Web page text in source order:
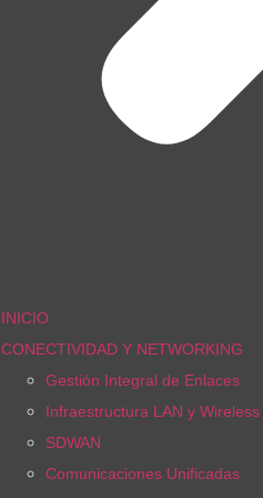
INICIO
CONECTIVIDAD Y NETWORKING
Gestión Integral de Enlaces
Infraestructura LAN y Wireless
SDWAN
Comunicaciones Unificadas